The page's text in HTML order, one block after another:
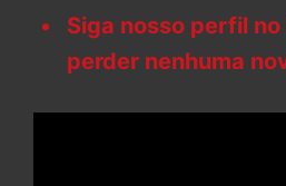
Siga nosso perfil
perder nenhuma